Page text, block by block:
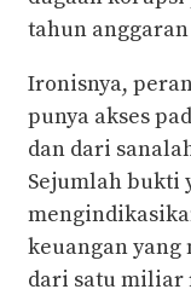
tahun anggaran
Ironisnya,
punya akses
dan dari
Sejumlah bukti
keuangan
dari satu miliar